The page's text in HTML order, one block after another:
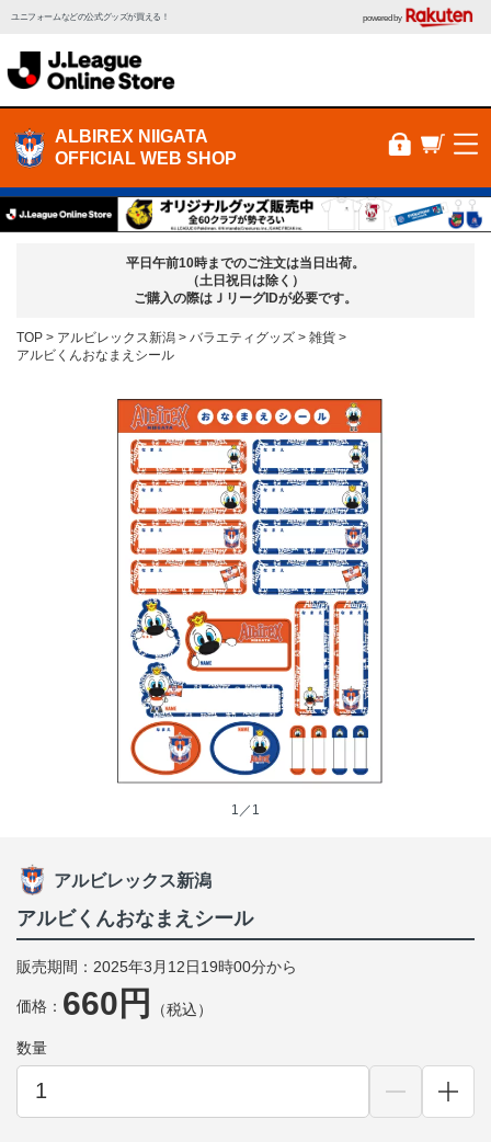
ユニフォームなどの公式グッズが買える！ powered by
ALBIREX NIIGATA
OFFICIAL WEB SHOP
平日午前10時までのご注文は当日出荷。
（土日祝日は除く）
ご購入の際はＪリーグIDが必要です。
TOP アルビレックス新潟 バラエティグッズ
雑貨
アルビくんおなまえシール
1／1
アルビレックス新潟
アルビくんおなまえシール
販売期間：2025年3月12日19時00分から
価格： 660円 （税込）
数量